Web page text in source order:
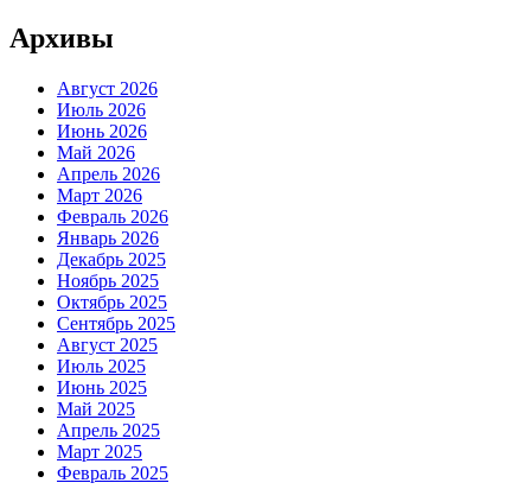
Архивы
Август 2026
Июль 2026
Июнь 2026
Май 2026
Апрель 2026
Март 2026
Февраль 2026
Январь 2026
Декабрь 2025
Ноябрь 2025
Октябрь 2025
Сентябрь 2025
Август 2025
Июль 2025
Июнь 2025
Май 2025
Апрель 2025
Март 2025
Февраль 2025